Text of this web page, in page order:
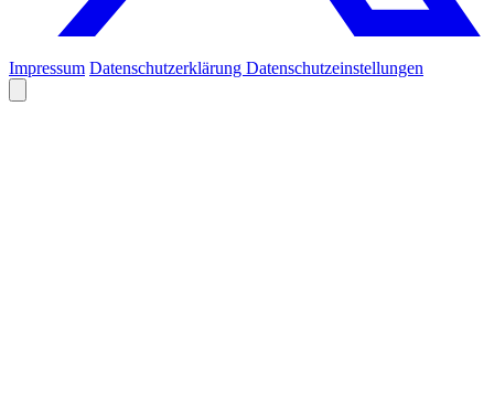
Impressum Datenschutzerklärung Datenschutzeinstellungen